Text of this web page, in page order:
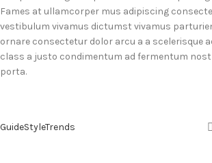
Fames at ullamcorper mus adipiscing
vestibulum vivamus dictumst vivamus
ornare consectetur dolor arcu a a scelerisque
class a justo condimentum ad fermentum
porta.
GuideStyleTrends